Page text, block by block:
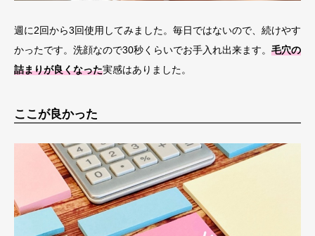
週に2回から3回使用してみました。毎日ではないので、続けやす
かったです。洗顔なので30秒くらいでお手入れ出来ます。 毛穴の
詰まりが良くなった実感はありました。
ここが良かった